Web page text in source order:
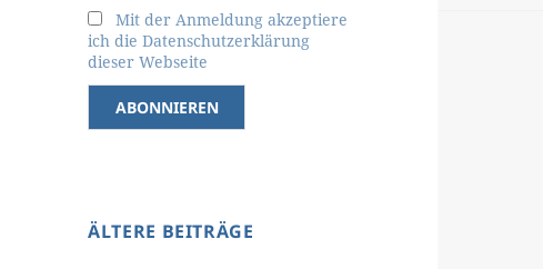
Mit der Anmeldung akzeptiere
ich die Datenschutzerklärung
dieser Webseite
ÄLTERE BEITRÄGE